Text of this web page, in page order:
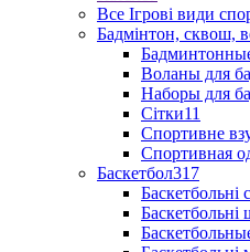
Все Ігрові види
Бадмінтон, сквош,
Воланы для
Наборы для
Сітки11
Спортивне
Спортивная
Баскетбол317
Баскетбольні
Баскетбольні